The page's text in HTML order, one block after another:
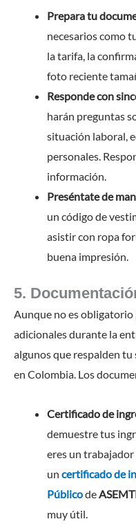
Prepara tu
necesarios como
la tarifa, la
foto reciente
Responde con
harán preguntas
situación laboral,
personales.
información.
Preséntate de
un código de
asistir con ropa
buena impresión.
5.
Aunque no es
adicionales durante la
algunos que respalden
en Colombia. Los
Certificado de
demuestre tus
eres un
un certificado de
Públicode
muy útil.